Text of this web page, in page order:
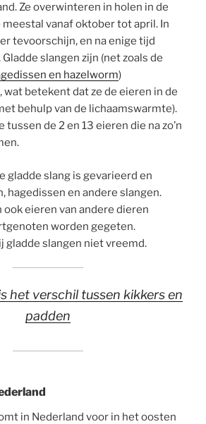
Ze overwinteren in holen in de
meestal vanaf oktober tot april. In
tevoorschijn, en na enige tijd
slangen zijn (net zoals de
en hazelworm)
betekent dat ze de eieren in de
behulp van de lichaamswarmte).
tussen de 2 en 13 eieren die na zo’n
gladde slang is gevarieerd en
hagedissen en andere slangen.
ook eieren van andere dieren
worden gegeten.
gladde slangen niet vreemd.
het verschil tussen kikkers en
padden
in Nederland voor in het oosten